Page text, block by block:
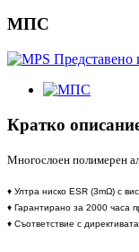
МПС
Кратко
Многослоен полимерен
♦ Ултра ниско ESR (3mΩ) с
♦ Гарантирано за 2000 часа
♦ Съответствие с